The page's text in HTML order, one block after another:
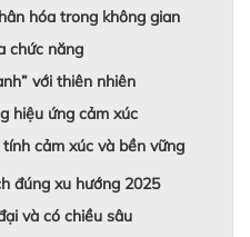
hóa trong không gian
chức năng
với thiên nhiên
hiệu ứng cảm xúc
cảm xúc và bền vững
đúng xu hướng 2025
và có chiều sâu